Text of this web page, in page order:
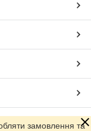
замовлення та